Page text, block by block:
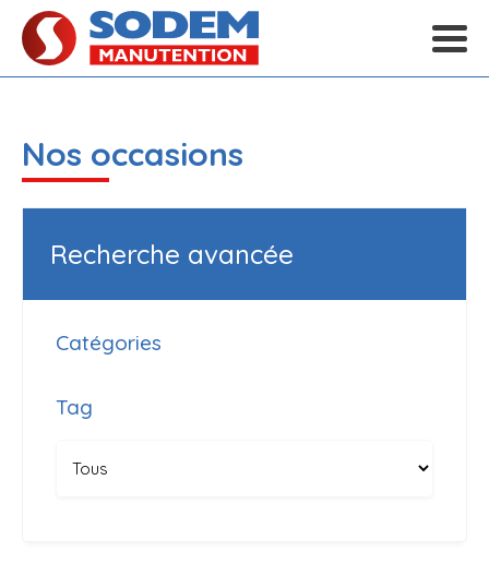
Nos occasions
Recherche avancée
Catégories
Tag